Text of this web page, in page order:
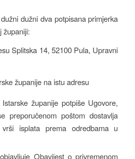
dužni dva potpisana primjerka
županiji:
14, 52100 Pula, Upravni
županije na istu adresu
županije potpiše Ugovore,
preporučenom poštom dostavlja
isplata prema odredbama u
Obavijest o privremenom